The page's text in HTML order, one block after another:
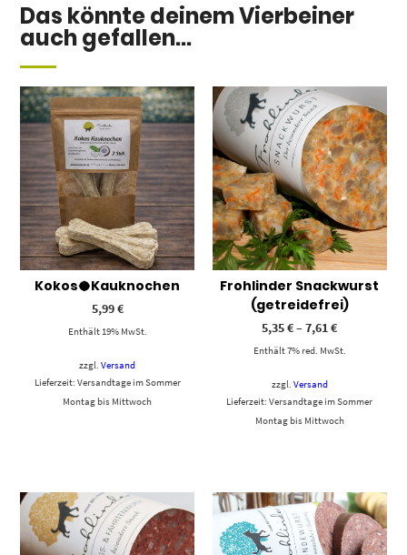
Das könnte deinem Vierbeiner
auch gefallen...
Kokos🥥Kauknochen
5,99€
Enthält 19% MwSt.
zzgl.Versand
Lieferzeit: Versandtage im Sommer
Montag bis Mittwoch
Frohlinder Snackwurst
(getreidefrei)
5,35€–7,61€
Enthält 7% red. MwSt.
zzgl. Versand
Lieferzeit: Versandtage im Sommer
Montag bis Mittwoch